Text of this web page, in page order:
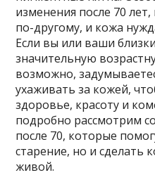
изменения после 70
по-другому, и кожа
Если вы или ваши
значительную
возможно,
ухаживать за кожей,
здоровье, красоту и
подробно рассмотрим
после 70, которые
старение, но и сделать
живой.